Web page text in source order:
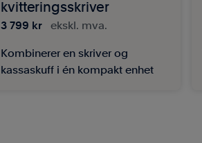
kvitteringsskriver
3 799 kr ekskl. mva.
Kombinerer en skriver og
kassaskuff i én kompakt enhet